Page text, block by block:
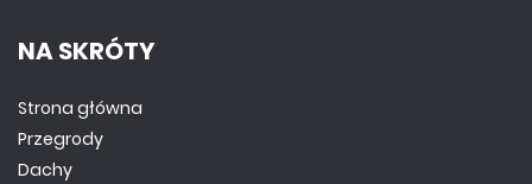
NA SKRÓTY
Strona główna
Przegrody
Dachy